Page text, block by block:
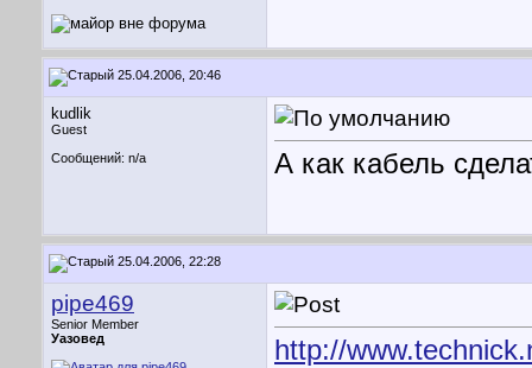
25.04.2006, 20:46
kudlik
Guest
Сообщений: n/a
А как кабель
25.04.2006, 22:28
pipe469
Senior Member
Уазовед
http://